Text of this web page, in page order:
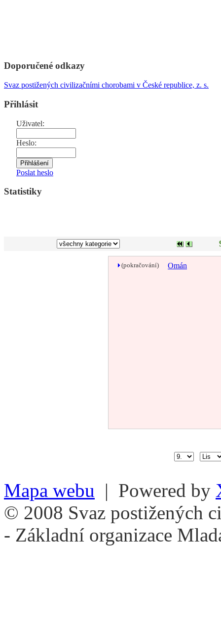
Doporučené odkazy
Svaz postižených civilizačními chorobami v České republice, z. s.
Přihlásit
Uživatel:
Heslo:
Poslat heslo
Statistiky
(pokračování) Omán
Mapa webu | Powered by
© 2008 Svaz postižených
- Základní organizace